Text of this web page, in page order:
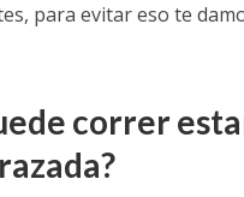
para evitar eso te
correr